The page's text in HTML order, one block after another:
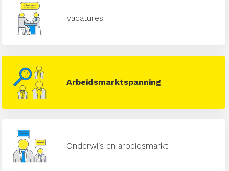
Vacatures
Arbeidsmarktspanning
Onderwijs en arbeidsmarkt